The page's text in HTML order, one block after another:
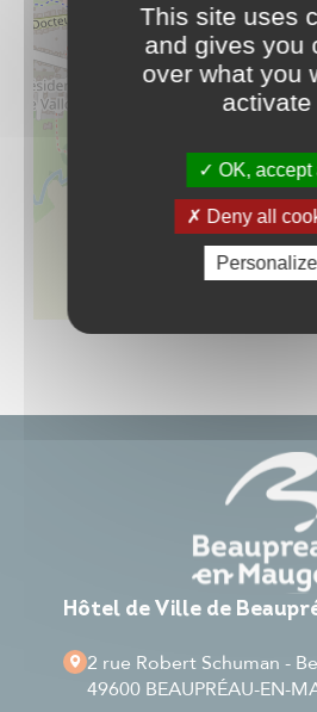
Hôtel de Ville de
2 rue Robert Schuman -
49600 BEAUPRÉAU-EN-
This site uses
and gives you
over what you
activate
OK, accept
Deny all
Personalize